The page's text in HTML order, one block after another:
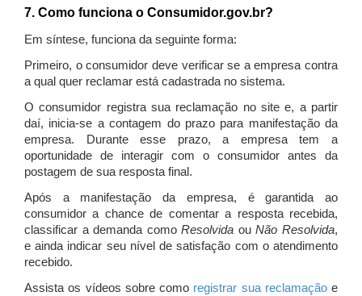
7. Como funciona o Consumidor.gov.br?
Em síntese, funciona da seguinte forma:
Primeiro, o consumidor deve verificar se a empresa contra
a qual quer reclamar está cadastrada no sistema.
O consumidor registra sua reclamação no site e, a partir
daí, inicia-se a contagem do prazo para manifestação da
empresa. Durante esse prazo, a empresa tem a
oportunidade de interagir com o consumidor antes da
postagem de sua resposta final.
Após a manifestação da empresa, é garantida ao
consumidor a chance de comentar a resposta recebida,
classificar a demanda comoResolvida ouNão Resolvida,
e ainda indicar seu nível de satisfação com o atendimento
recebido.
Assista os vídeos sobre como registrar sua reclamaçãoe